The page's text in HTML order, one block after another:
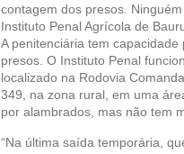
contagem dos presos.
Instituto Penal Agrícola de
A penitenciária tem
presos. O Instituto Penal
localizado na Rodovia
349, na zona rural, em uma
por alambrados, mas não tem
“Na última saída temporária,